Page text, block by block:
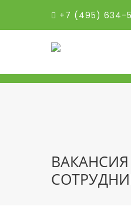
+7 (495) 634-